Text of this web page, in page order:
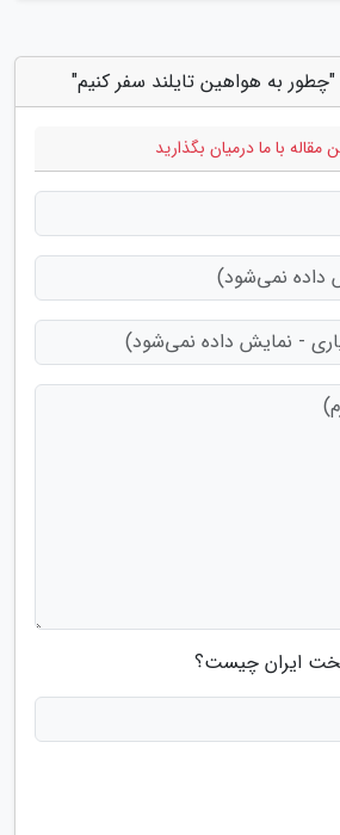
به هواهین تایلند سفر کنیم"
مقاله با ما درمیان بگذارید
ایران چیست؟